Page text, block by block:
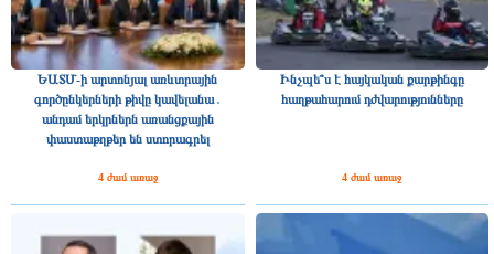
ԵԱՏՄ-ի արտոնյալ առևտրային
գործընկերների թիվը կավելանա․
անդամ երկրներն առանցքային
փաստաթղթեր են ստորագրել
4 ժամ առաջ
Ինչպե՞ս է հայկական քարթինգը
հաղթահարում դժվարությունները
4 ժամ առաջ